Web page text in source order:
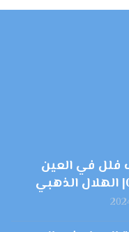
في العين